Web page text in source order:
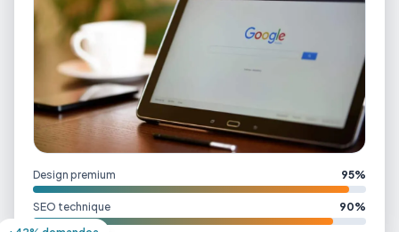
Design premium 95%
SEO technique 90%